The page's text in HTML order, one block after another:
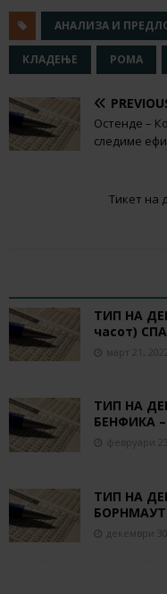
АНАЛИЗА И
КЛАДЕЊЕ РОМА
Остенде –
следиме
Тикет на
ТИП НА
часот)
март 21, 2022
ТИП НА
БЕНФИКА –
февруари
ТИП НА
декември